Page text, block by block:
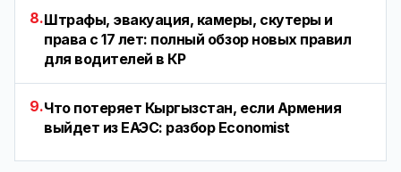
8.Штрафы, эвакуация, камеры, скутеры и
права с 17 лет: полный обзор новых правил
для водителей в КР
9.Что потеряет Кыргызстан, если Армения
выйдет из ЕАЭС: разбор Economist